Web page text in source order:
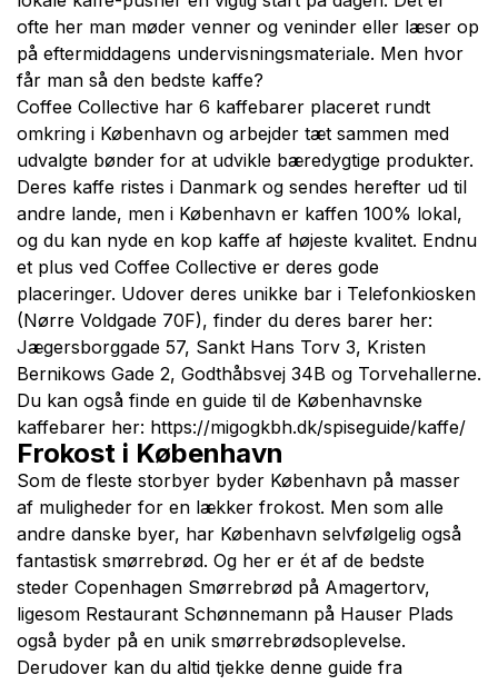
ofte her man møder venner og veninder eller læser op
på eftermiddagens undervisningsmateriale. Men hvor
får man så den bedste kaffe?
Coffee Collective har 6 kaffebarer placeret rundt
omkring i København og arbejder tæt sammen med
udvalgte bønder for at udvikle bæredygtige produkter.
Deres kaffe ristes i Danmark og sendes herefter ud til
andre lande, men i København er kaffen 100% lokal,
og du kan nyde en kop kaffe af højeste kvalitet. Endnu
et plus ved Coffee Collective er deres gode
placeringer. Udover deres unikke bar i Telefonkiosken
(Nørre Voldgade 70F), finder du deres barer her:
Jægersborggade 57, Sankt Hans Torv 3, Kristen
Bernikows Gade 2, Godthåbsvej 34B og Torvehallerne.
Du kan også finde en guide til de Københavnske
kaffebarer her: https://migogkbh.dk/spiseguide/kaffe/
Frokost i København
Som de fleste storbyer byder København på masser
af muligheder for en lækker frokost. Men som alle
andre danske byer, har København selvfølgelig også
fantastisk smørrebrød. Og her er ét af de bedste
steder Copenhagen Smørrebrød på Amagertorv,
ligesom Restaurant Schønnemann på Hauser Plads
også byder på en unik smørrebrødsoplevelse.
Derudover kan du altid tjekke denne guide fra